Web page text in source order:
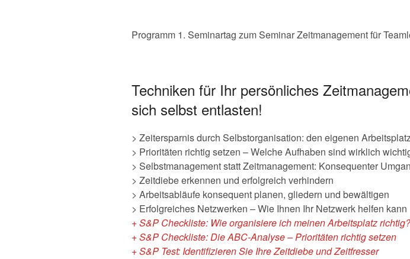
Programm 1. Seminartag zum Seminar Zeitmanagement für
Techniken für Ihr persönliches
sich selbst entlasten!
> Zeitersparnis durch Selbstorganisation: den eigenen
> Prioritäten richtig setzen – Welche Aufhaben sind wirklich
> Selbstmanagement statt Zeitmanagement: Konsequenter
> Zeitdiebe erkennen und erfolgreich verhindern
> Arbeitsabläufe konsequent planen, gliedern und bewältigen
> Erfolgreiches Netzwerken – Wie Ihnen Ihr Netzwerk helfen kann
+ S&P Checkliste: Wie organisiere ich meinen Arbeitsplatz richtig?
+ S&P Checkliste: Die ABC-Analyse – Prioritäten richtig setzen
+ S&P Test: Identifizieren Sie Ihre Zeitdiebe und Zeitfresser